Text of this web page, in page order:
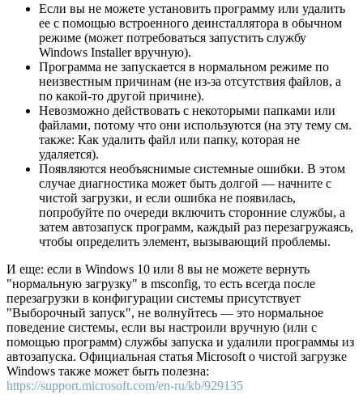
Если вы не можете установить программу или удалить
ее с помощью встроенного деинсталлятора в обычном
режиме (может потребоваться запустить службу
Windows Installer вручную).
Программа не запускается в нормальном режиме по
неизвестным причинам (не из-за отсутствия файлов, а
по какой-то другой причине).
Невозможно действовать с некоторыми папками или
файлами, потому что они используются (на эту тему см.
также: Как удалить файл или папку, которая не
удаляется).
Появляются необъяснимые системные ошибки. В этом
случае диагностика может быть долгой — начните с
чистой загрузки, и если ошибка не появилась,
попробуйте по очереди включить сторонние службы, а
затем автозапуск программ, каждый раз перезагружаясь,
чтобы определить элемент, вызывающий проблемы.
И еще: если в Windows 10 или 8 вы не можете вернуть
"нормальную загрузку" в msconfig, то есть всегда после
перезагрузки в конфигурации системы присутствует
"Выборочный запуск", не волнуйтесь — это нормальное
поведение системы, если вы настроили вручную (или с
помощью программ) службы запуска и удалили программы из
автозапуска. Официальная статья Microsoft о чистой загрузке
Windows также может быть полезна:
https://support.microsoft.com/en-ru/kb/929135